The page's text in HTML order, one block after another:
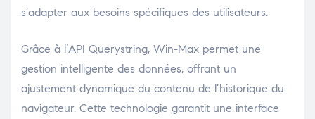
s’adapter aux besoins spécifiques des utilisateurs.
Grâce à l’API Querystring, Win-Max permet une
gestion intelligente des données, offrant un
ajustement dynamique du contenu de l’historique du
navigateur. Cette technologie garantit une interface